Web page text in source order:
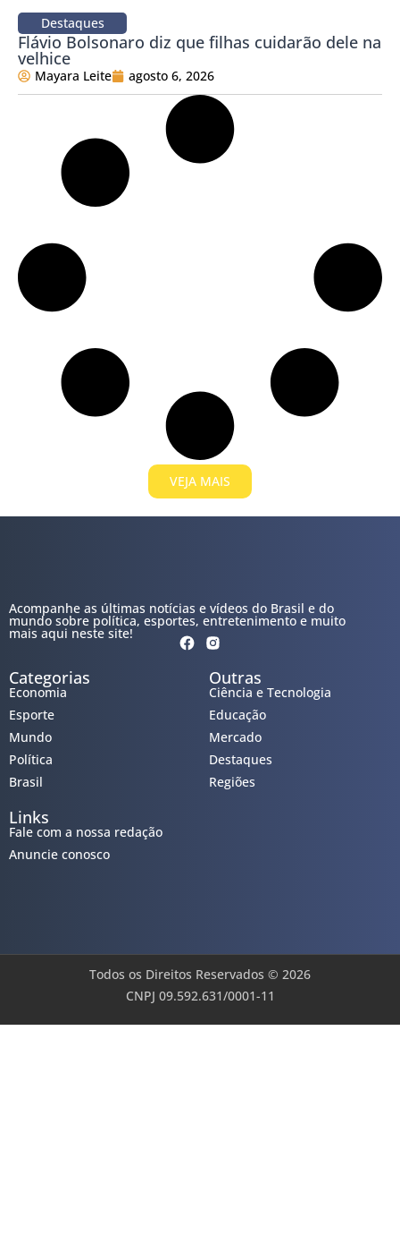
Destaques
Flávio Bolsonaro diz que filhas cuidarão dele na
velhice
Mayara Leite agosto 6, 2026
VEJA MAIS
Acompanhe as últimas notícias e vídeos do Brasil e do
mundo sobre política, esportes, entretenimento e muito
mais aqui neste site!
Categorias
Economia
Esporte
Mundo
Política
Brasil
Outras
Ciência e Tecnologia
Educação
Mercado
Destaques
Regiões
Links
Fale com a nossa redação
Anuncie conosco
Todos os Direitos Reservados © 2026
CNPJ 09.592.631/0001-11